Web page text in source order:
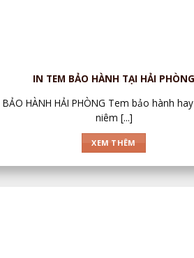
IN TEM BẢO HÀNH TẠI HẢI PHÒNG
BẢO HÀNH HẢI PHÒNG Tem bảo hành
niêm [...]
XEM THÊM